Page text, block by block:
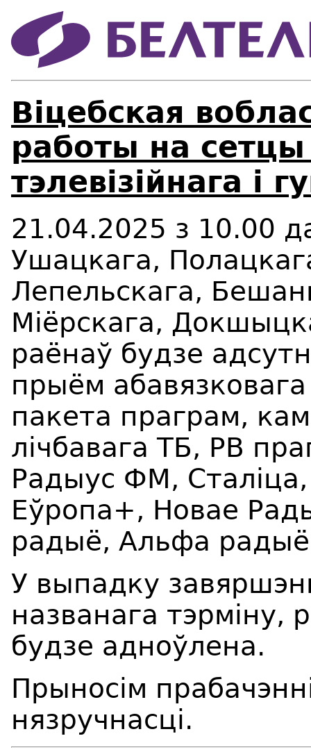
Віцебская
работы на
тэлевізійнага і
21.04.2025 з 10.00
Ушацкага,
Лепельскага,
Міёрскага,
раёнаў будзе
прыём
пакета праграм,
лічбавага ТБ, РВ
Радыус ФМ,
Еўропа+, Новае
радыё, Альфа
У выпадку
названага тэрміну,
будзе адноўлена.
Прыносім
нязручнасці.